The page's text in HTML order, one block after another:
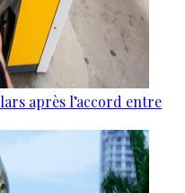
après l’accord entre